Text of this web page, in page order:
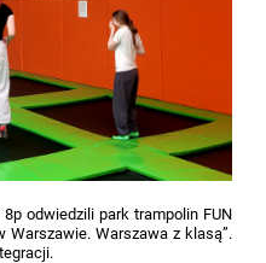
odwiedzili park trampolin FUN
Warszawie. Warszawa z klasą”.